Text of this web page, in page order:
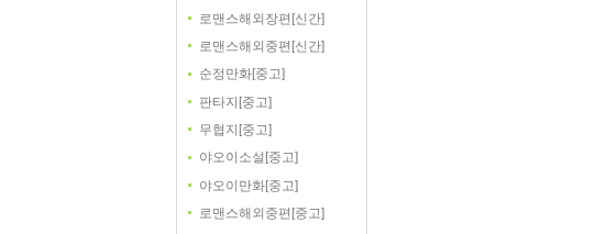
로맨스해외장편[신간]
로맨스해외중편[신간]
순정만화[중고]
판타지[중고]
무협지[중고]
야오이소설[중고]
야오이만화[중고]
로맨스해외중편[중고]